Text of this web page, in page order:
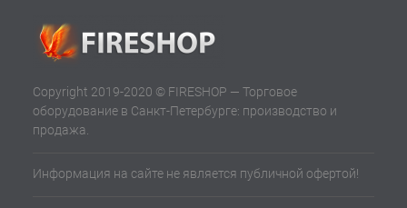
Copyright 2019-2020 © FIRESHOP — Торговое
оборудование в Санкт-Петербурге: производство и
продажа.
Информация на сайте не является публичной офертой!